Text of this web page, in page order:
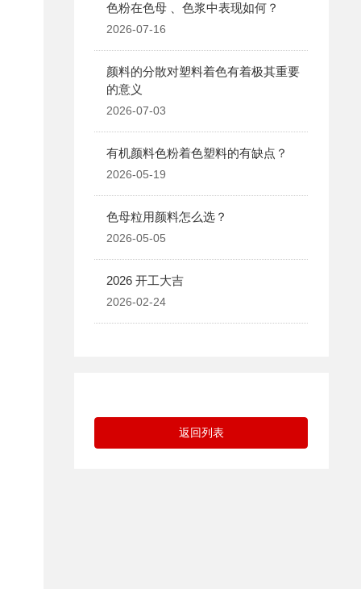
色粉在色母 、色浆中表现如何？
2026-07-16
颜料的分散对塑料着色有着极其重要
的意义
2026-07-03
有机颜料色粉着色塑料的有缺点？
2026-05-19
色母粒用颜料怎么选？
2026-05-05
2026 开工大吉
2026-02-24
返回列表